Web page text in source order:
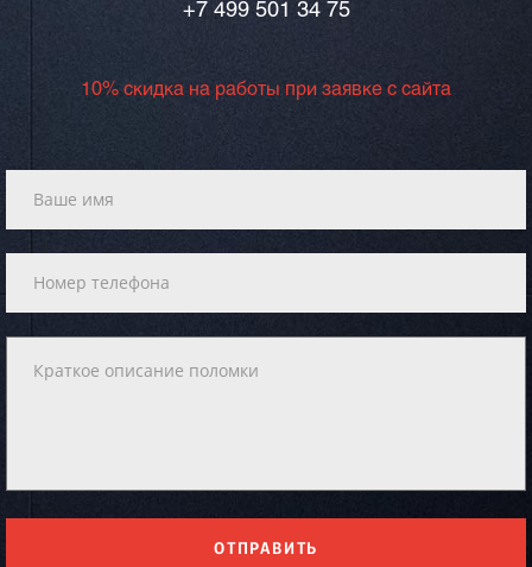
+7 499 501 34 75
10% скидка на работы при заявке с сайта
ОТПРАВИТЬ